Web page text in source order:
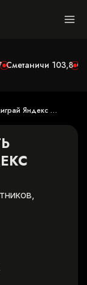
Сметаничи 103,8
Яндекс